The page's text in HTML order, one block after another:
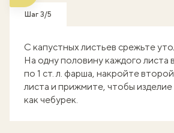
Шаг 3/5
С капустных листьев срежьте
На одну половину каждого листа
по 1 ст. л. фарша, накройте
листа и прижмите, чтобы
как чебурек.